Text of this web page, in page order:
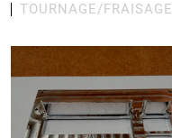
TOURNAGE/FRAISAGE